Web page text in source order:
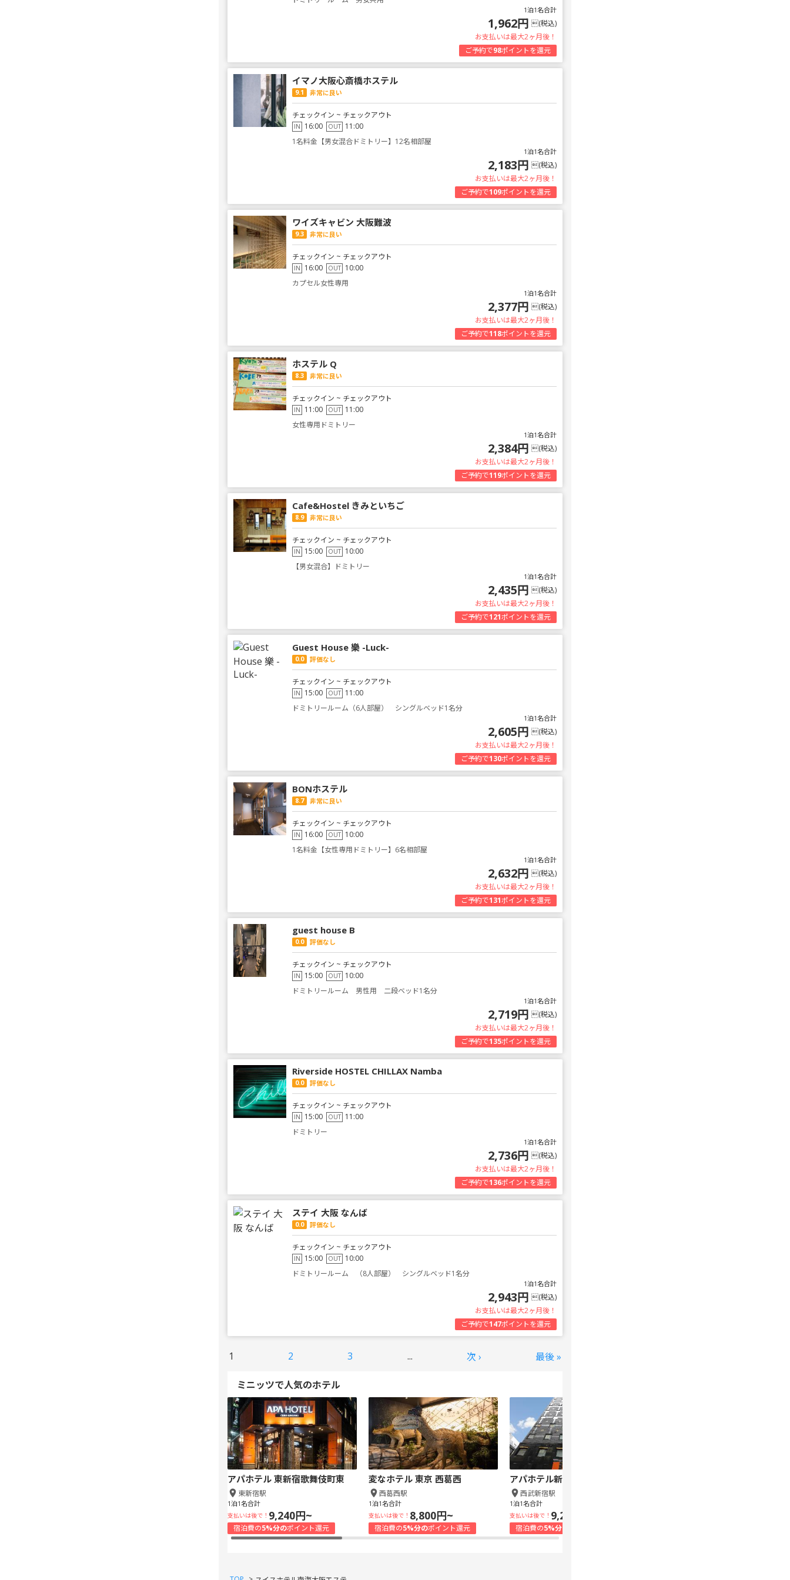
1泊1名合計
1,962円 (税込)
お支払いは最大2ヶ月後！
ご予約で98ポイントを還元
イマノ大阪心斎橋ホステル
9.1 非常に良い
チェックイン ~ チェックアウト
IN 16:00 OUT 11:00
1名料金【男女混合ドミトリー】12名相部屋
1泊1名合計
2,183円 (税込)
お支払いは最大2ヶ月後！
ご予約で109ポイントを還元
ワイズキャビン 大阪難波
9.3 非常に良い
チェックイン ~ チェックアウト
IN 16:00 OUT 10:00
カプセル女性専用
1泊1名合計
2,377円 (税込)
お支払いは最大2ヶ月後！
ご予約で118ポイントを還元
ホステル Q
8.3 非常に良い
チェックイン ~ チェックアウト
IN 11:00 OUT 11:00
女性専用ドミトリー
1泊1名合計
2,384円 (税込)
お支払いは最大2ヶ月後！
ご予約で119ポイントを還元
Cafe&Hostel きみといちご
8.9 非常に良い
チェックイン ~ チェックアウト
IN 15:00 OUT 10:00
【男女混合】ドミトリー
1泊1名合計
2,435円 (税込)
お支払いは最大2ヶ月後！
ご予約で121ポイントを還元
Guest House 樂 -Luck-
0.0 評価なし
チェックイン ~ チェックアウト
IN 15:00 OUT 11:00
ドミトリールーム（6人部屋） シングルベッド1名分
1泊1名合計
2,605円 (税込)
お支払いは最大2ヶ月後！
ご予約で130ポイントを還元
BONホステル
8.7 非常に良い
チェックイン ~ チェックアウト
IN 16:00 OUT 10:00
1名料金【女性専用ドミトリー】6名相部屋
1泊1名合計
2,632円 (税込)
お支払いは最大2ヶ月後！
ご予約で131ポイントを還元
guest house B
0.0 評価なし
チェックイン ~ チェックアウト
IN 15:00 OUT 10:00
ドミトリールーム 男性用 二段ベッド1名分
1泊1名合計
2,719円 (税込)
お支払いは最大2ヶ月後！
ご予約で135ポイントを還元
Riverside HOSTEL CHILLAX Namba
0.0 評価なし
チェックイン ~ チェックアウト
IN 15:00 OUT 11:00
ドミトリー
1泊1名合計
2,736円 (税込)
お支払いは最大2ヶ月後！
ご予約で136ポイントを還元
ステイ 大阪 なんば
0.0 評価なし
チェックイン ~ チェックアウト
IN 15:00 OUT 10:00
ドミトリールーム （8人部屋） シングルベッド1名分
1泊1名合計
2,943円 (税込)
お支払いは最大2ヶ月後！
ご予約で147ポイントを還元
1 2 3 ... 次 › 最後 »
ミニッツで人気のホテル
アパホテル 東新宿歌舞伎町東
東新宿駅
1泊1名合計
支払いは後で！ 9,240円~
宿泊費の5%分のポイント還元
変なホテル 東京 西葛西
西葛西駅
1泊1名合計
支払いは後で！ 8,800円~
宿泊費の5%分のポイント還元
アパホテル新宿 歌舞伎町中央
西武新宿駅
1泊1名合計
支払いは後で！ 9,240円~
宿泊費の5%分の